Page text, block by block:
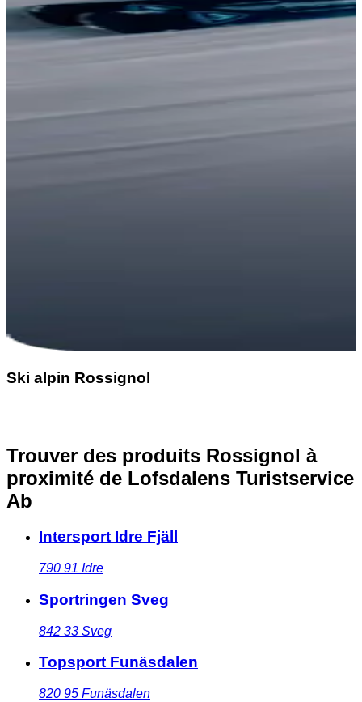
Ski alpin Rossignol
Trouver des produits Rossignol à
proximité de Lofsdalens Turistservice
Ab
Intersport Idre Fjäll
790 91 Idre
Sportringen Sveg
842 33 Sveg
Topsport Funäsdalen
820 95 Funäsdalen